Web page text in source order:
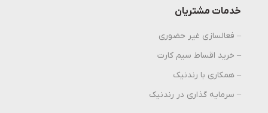
خدمات مشتریان
– فعالسازی غیر حضوری
– خرید اقساط سیم کارت
– همکاری با رندنیک
– سرمایه گذاری در رندنیک